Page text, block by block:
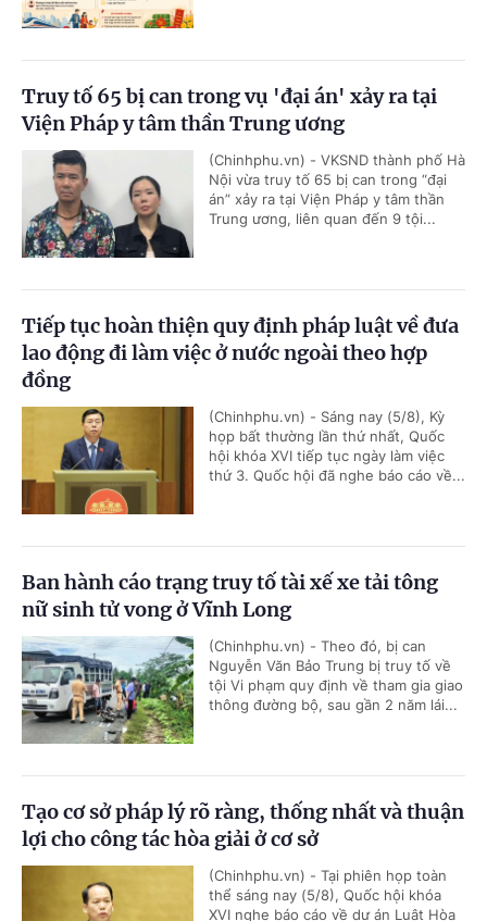
Truy tố 65 bị can trong vụ 'đại án' xảy ra tại
Viện Pháp y tâm thần Trung ương
(Chinhphu.vn) - VKSND thành phố Hà
Nội vừa truy tố 65 bị can trong “đại
án” xảy ra tại Viện Pháp y tâm thần
Trung ương, liên quan đến 9 tội...
Tiếp tục hoàn thiện quy định pháp luật về đưa
lao động đi làm việc ở nước ngoài theo hợp
đồng
(Chinhphu.vn) - Sáng nay (5/8), Kỳ
họp bất thường lần thứ nhất, Quốc
hội khóa XVI tiếp tục ngày làm việc
thứ 3. Quốc hội đã nghe báo cáo về...
Ban hành cáo trạng truy tố tài xế xe tải tông
nữ sinh tử vong ở Vĩnh Long
(Chinhphu.vn) - Theo đó, bị can
Nguyễn Văn Bảo Trung bị truy tố về
tội Vi phạm quy định về tham gia giao
thông đường bộ, sau gần 2 năm lái...
Tạo cơ sở pháp lý rõ ràng, thống nhất và thuận
lợi cho công tác hòa giải ở cơ sở
(Chinhphu.vn) - Tại phiên họp toàn
thể sáng nay (5/8), Quốc hội khóa
XVI nghe báo cáo về dự án Luật Hòa